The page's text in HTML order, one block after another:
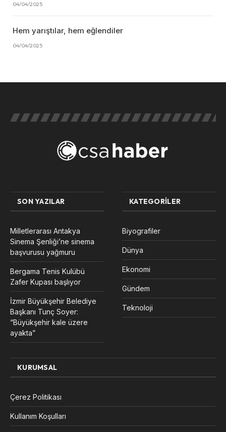
04/04/2025
Hem yarıştılar, hem eğlendiler
04/04/2025
SON YAZILAR
Milletlerarası Antakya
Sinema Şenliği’ne sinema
başvurusu yağmuru
Bergama Tenis Kulübü
Zafer Kupası başlıyor
İzmir Büyükşehir Belediye
Başkanı Tunç Soyer:
“Büyükşehir kale üzere
ayakta”
KATEGORILER
Biyografiler
Dünya
Ekonomi
Gündem
Teknoloji
KURUMSAL
Çerez Politikası
Kullanım Koşulları